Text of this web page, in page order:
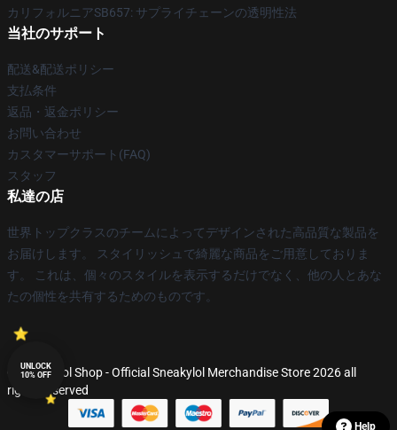
カリフォルニアSB657: サプライチェーンの透明性法
当社のサポート
配送&配送ポリシー
支払条件
返品・返金ポリシー
お問い合わせ
カスタマーサポート(FAQ)
スタッフ
私達の店
世界トップクラスのチームによってデザインされた高品質な製品を
お届けします。 スタイリッシュで綺麗な商品をご用意しておりま
す。 これは、個々のスタイルを表示するだけでなく、他の人とあな
たの個性を共有するためのものです。
© Sneakylol Shop - Official Sneakylol Merchandise Store 2026 all
rights reserved
Help
UNLOCK
10% OFF